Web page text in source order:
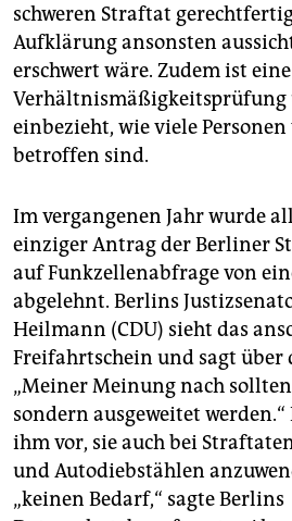
schweren Straftat
Aufklärung ansonsten
erschwert wäre. Zudem ist eine
Verhältnismäßigkeitsprüfung
einbezieht, wie viele
betroffen sind.
Im vergangenen Jahr wurde
einziger Antrag der Berliner
auf Funkzellenabfrage von
abgelehnt. Berlins
Heilmann (CDU) sieht das
Freifahrtschein und sagt über
„Meiner Meinung nach
sondern ausgeweitet
ihm vor, sie auch bei
und Autodiebstählen
„keinen Bedarf,“ sagte Berlins